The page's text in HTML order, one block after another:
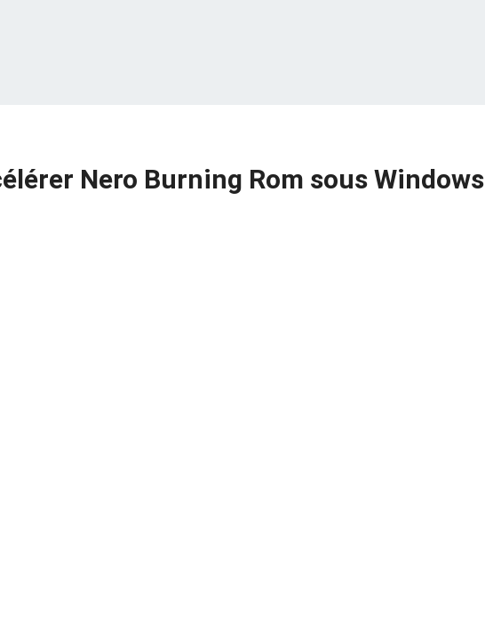
Nero Burning Rom sous Windows